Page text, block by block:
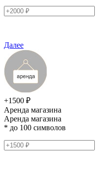
Далее
+1500 ₽
Аренда магазина
Аренда магазина
* до 100 символов